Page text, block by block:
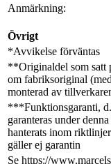
Anmärkning:
Övrigt
*Avvikelse förväntas
**Originaldel som satt
om fabriksoriginal
monterad av
***Funktionsgaranti,
garanteras under
hanterats inom
gäller ej garantin
Se https://